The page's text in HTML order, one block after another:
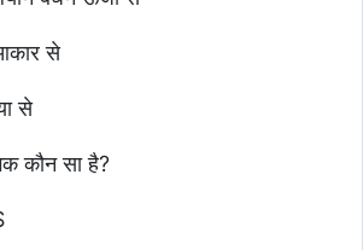
से
से
कौन सा है?